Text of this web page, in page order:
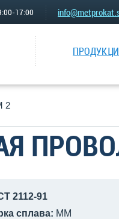
17:00
2
2112-91
сплава: ММ